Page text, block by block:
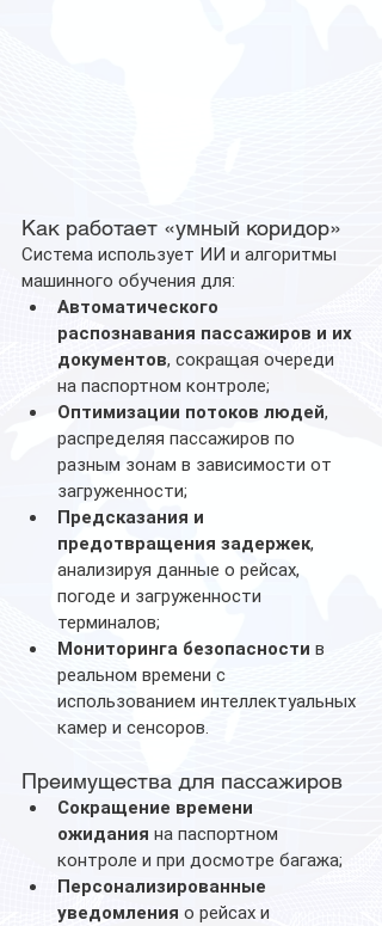
Как работает «умный коридор»
Система использует ИИ и алгоритмы
машинного обучения для:
Автоматического
распознавания пассажиров и их
документов, сокращая очереди
на паспортном контроле;
Оптимизации потоков людей,
распределяя пассажиров по
разным зонам в зависимости от
загруженности;
Предсказания и
предотвращения задержек,
анализируя данные о рейсах,
погоде и загруженности
терминалов;
Мониторинга безопасности в
реальном времени с
использованием интеллектуальных
камер и сенсоров.
Преимущества для пассажиров
Сокращение времени
ожидания на паспортном
контроле и при досмотре багажа;
Персонализированные
уведомления о рейсах и